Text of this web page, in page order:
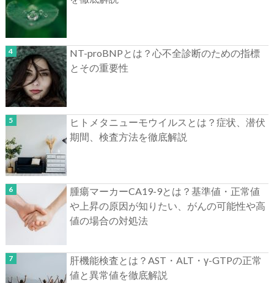
NT-proBNPとは？心不全診断のための指標
とその重要性
ヒトメタニューモウイルスとは？症状、潜伏
期間、検査方法を徹底解説
腫瘍マーカーCA19-9とは？基準値・正常値
や上昇の原因が知りたい、がんの可能性や高
値の場合の対処法
肝機能検査とは？AST・ALT・γ-GTPの正常
値と異常値を徹底解説